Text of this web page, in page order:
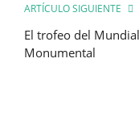
ARTÍCULO SIGUIENTE
El trofeo del
Monumental